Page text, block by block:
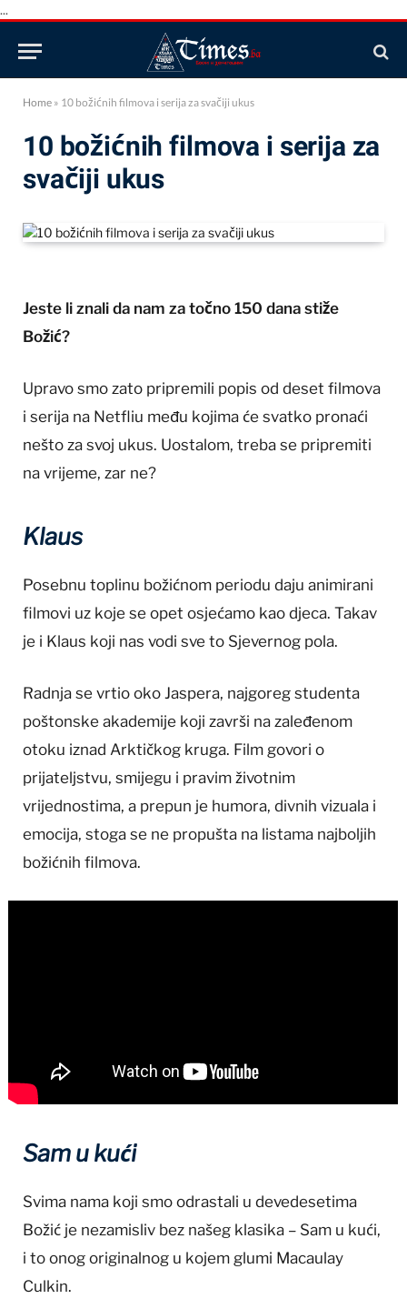
...
Home » 10 božićnih filmova i serija za svačiji ukus
10 božićnih filmova i serija za
svačiji ukus
Jeste li znali da nam za točno 150 dana stiže
Božić?
Upravo smo zato pripremili popis od deset filmova
i serija na Netfliu među kojima će svatko pronaći
nešto za svoj ukus. Uostalom, treba se pripremiti
na vrijeme, zar ne?
Klaus
Posebnu toplinu božićnom periodu daju animirani
filmovi uz koje se opet osjećamo kao djeca. Takav
je i Klaus koji nas vodi sve to Sjevernog pola.
Radnja se vrtio oko Jaspera, najgoreg studenta
poštonske akademije koji završi na zaleđenom
otoku iznad Arktičkog kruga. Film govori o
prijateljstvu, smijegu i pravim životnim
vrijednostima, a prepun je humora, divnih vizuala i
emocija, stoga se ne propušta na listama najboljih
božićnih filmova.
Sam u kući
Svima nama koji smo odrastali u devedesetima
Božić je nezamisliv bez našeg klasika – Sam u kući,
i to onog originalnog u kojem glumi Macaulay
Culkin.